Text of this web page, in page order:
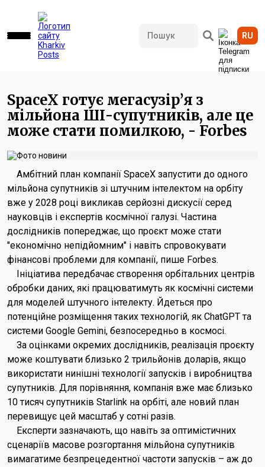
RU
1586 переглядів • 31.05.2026 11:04
SpaceX готує мегасузір’я з
мільйона ШІ-супутників, але це
може стати помилкою, - Forbes
Амбітний план компанії SpaceX запустити до одного
мільйона супутників зі штучним інтелектом на орбіту
вже у 2028 році викликав серйозні дискусії серед
науковців і експертів космічної галузі. Частина
дослідників попереджає, що проєкт може стати
"економічно непідйомним" і навіть спровокувати
фінансові проблеми для компанії, пише Forbes.
Ініціатива передбачає створення орбітальних центрів
обробки даних, які працюватимуть як космічні системи
для моделей штучного інтелекту. Йдеться про
потенційне розміщення таких технологій, як ChatGPT та
системи Google Gemini, безпосередньо в космосі.
За оцінками окремих дослідників, реалізація проєкту
може коштувати близько 2 трильйонів доларів, якщо
використати нинішні технології запусків і виробництва
супутників. Для порівняння, компанія вже має близько
10 тисяч супутників Starlink на орбіті, але новий план
перевищує цей масштаб у сотні разів.
Експерти зазначають, що навіть за оптимістичних
сценаріїв масове розгортання мільйона супутників
вимагатиме безпрецедентної частоти запусків – аж до